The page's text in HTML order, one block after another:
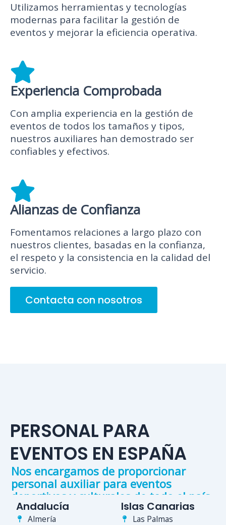
Utilizamos herramientas y tecnologías
modernas para facilitar la gestión de
eventos y mejorar la eficiencia operativa.
Experiencia Comprobada
Con amplia experiencia en la gestión de
eventos de todos los tamaños y tipos,
nuestros auxiliares han demostrado ser
confiables y efectivos.
Alianzas de Confianza
Fomentamos relaciones a largo plazo con
nuestros clientes, basadas en la confianza,
el respeto y la consistencia en la calidad del
servicio.
Contacta con nosotros
PERSONAL PARA
EVENTOS EN ESPAÑA
Nos encargamos de proporcionar
personal auxiliar para eventos
deportivos y culturales de todo el país.
Andalucía
Almería
Islas Canarias
Las Palmas